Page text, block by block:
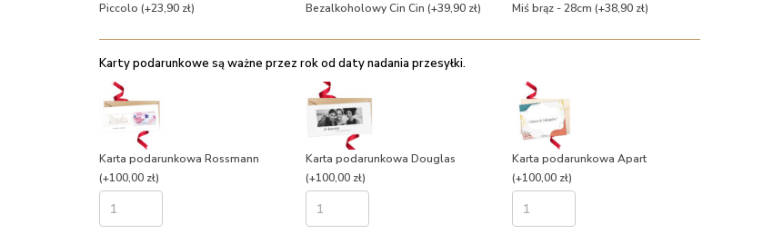
Piccolo (+23,90 zł) Bezalkoholowy Cin Cin (+39,90 zł) Miś brąz - 28cm (+38,90 zł)
Karty podarunkowe są ważne przez rok od daty nadania przesyłki.
Karta podarunkowa Rossmann
(+100,00 zł)
Karta podarunkowa Douglas
(+100,00 zł)
Karta podarunkowa Apart
(+100,00 zł)